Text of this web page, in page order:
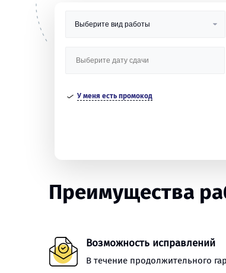
У меня есть промокод
Преимущества
Возможность исправлений
В течение продолжительного